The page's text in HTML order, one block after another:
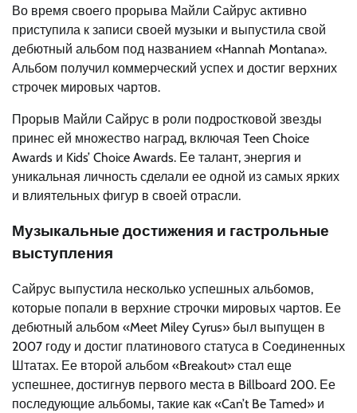
Во время своего прорыва Майли Сайрус активно
приступила к записи своей музыки и выпустила свой
дебютный альбом под названием «Hannah Montana».
Альбом получил коммерческий успех и достиг верхних
строчек мировых чартов.
Прорыв Майли Сайрус в роли подростковой звезды
принес ей множество наград, включая Teen Choice
Awards и Kids’ Choice Awards. Ее талант, энергия и
уникальная личность сделали ее одной из самых ярких
и влиятельных фигур в своей отрасли.
Музыкальные достижения и гастрольные
выступления
Сайрус выпустила несколько успешных альбомов,
которые попали в верхние строчки мировых чартов. Ее
дебютный альбом «Meet Miley Cyrus» был выпущен в
2007 году и достиг платинового статуса в Соединенных
Штатах. Ее второй альбом «Breakout» стал еще
успешнее, достигнув первого места в Billboard 200. Ее
последующие альбомы, такие как «Can’t Be Tamed» и